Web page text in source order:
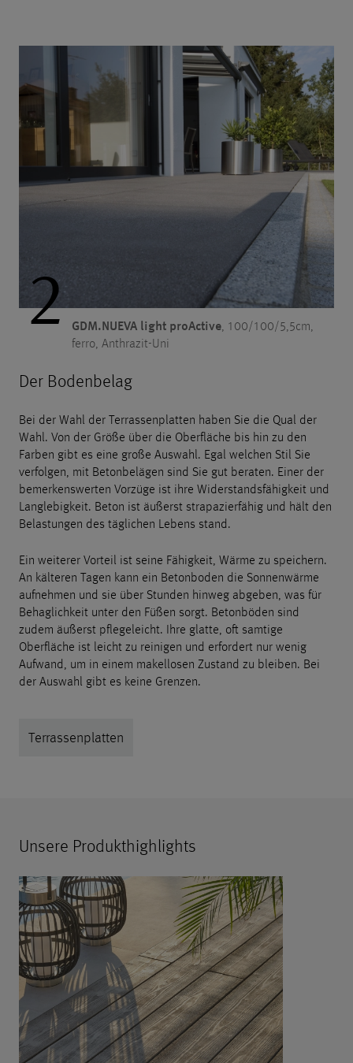
2 GDM.NUEVA light proActive, 100/100/5,5cm,
ferro, Anthrazit-Uni
Der Bodenbelag
Bei der Wahl der Terrassenplatten haben Sie die Qual der
Wahl. Von der Größe über die Oberfläche bis hin zu den
Farben gibt es eine große Auswahl. Egal welchen Stil Sie
verfolgen, mit Betonbelägen sind Sie gut beraten. Einer der
bemerkenswerten Vorzüge ist ihre Widerstandsfähigkeit und
Langlebigkeit. Beton ist äußerst strapazierfähig und hält den
Belastungen des täglichen Lebens stand.
Ein weiterer Vorteil ist seine Fähigkeit, Wärme zu speichern.
An kälteren Tagen kann ein Betonboden die Sonnenwärme
aufnehmen und sie über Stunden hinweg abgeben, was für
Behaglichkeit unter den Füßen sorgt. Betonböden sind
zudem äußerst pflegeleicht. Ihre glatte, oft samtige
Oberfläche ist leicht zu reinigen und erfordert nur wenig
Aufwand, um in einem makellosen Zustand zu bleiben. Bei
der Auswahl gibt es keine Grenzen.
Terrassenplatten
Unsere Produkthighlights